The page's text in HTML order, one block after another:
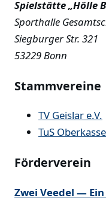
Spielstätte „Hölle
Sporthalle
Siegburger Str. 321
53229 Bonn
Stammvereine
TV Geislar e.V.
TuS
Förderverein
Zwei Veedel —